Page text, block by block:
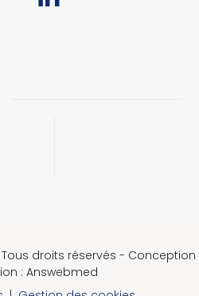
droits réservés - Conception
: Answebmed